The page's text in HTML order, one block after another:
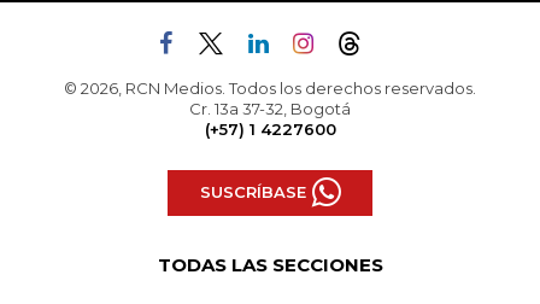
© 2026, RCN Medios. Todos los derechos reservados.
Cr. 13a 37-32, Bogotá
(+57) 1 4227600
SUSCRÍBASE
TODAS LAS SECCIONES